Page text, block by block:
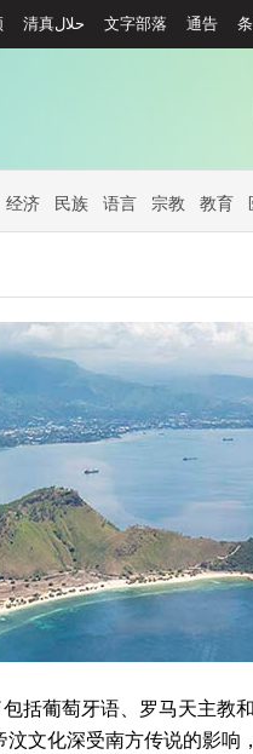
文字部落 通告
经济 民族 语言 宗教 教育
葡萄牙语、罗马天主教
汶文化深受南方传说的影